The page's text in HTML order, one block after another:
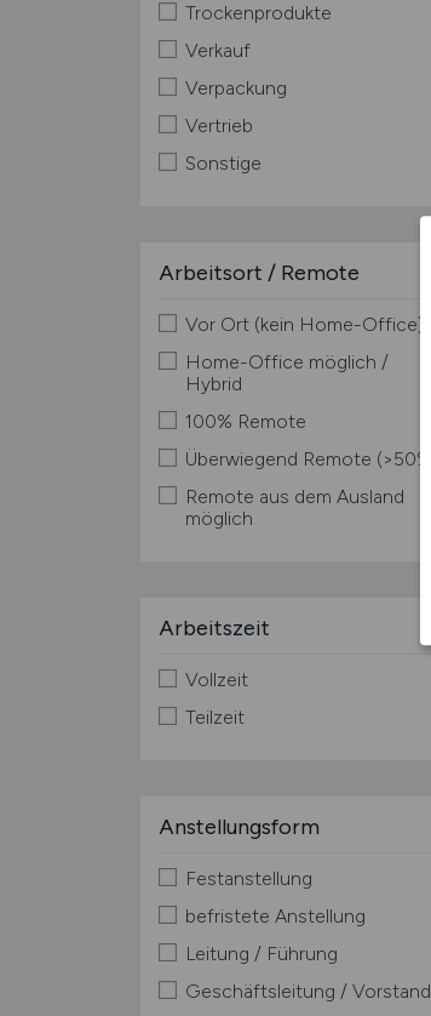
Trockenprodukte
Verkauf
Verpackung
Vertrieb
Sonstige
Arbeitsort / Remote
Vor Ort (kein Home-Office)
Home-Office möglich /
Hybrid
100% Remote
Überwiegend Remote (>50%)
Remote aus dem Ausland
möglich
Arbeitszeit
Vollzeit
Teilzeit
Anstellungsform
Festanstellung
befristete Anstellung
Leitung / Führung
Geschäftsleitung / Vorstand